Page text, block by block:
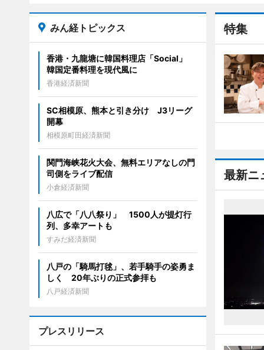
特集
最新ニ
みん経トピックス
香港・九龍塘に韓国料理店「Social」
韓国定番料理を現代風に
香港経済新聞
SC相模原、熊本と引き分け J3リーグ
開幕
相模原町田経済新聞
関門海峡花火大会、無料エリアなしの門
司側をライブ配信
小倉経済新聞
八広で「八八祭り」 1500人が提灯行
列、多幸アートも
すみだ経済新聞
八戸の「騎馬打毬」、若手騎手の姿勇ま
しく 20年ぶりの正式参拝も
八戸経済新聞
プレスリリース